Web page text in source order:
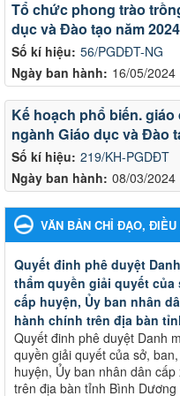
Số kí hiệu: 56/PGDĐT-NG
Ngày ban hành: 16/05/2024
Tổ chức phong trào
dục và Đào tạo năm 2024
Số kí hiệu: 219/KH-PGDĐT
Ngày ban hành: 08/03/2024
Kế hoạch phổ biến.
ngành Giáo dục và Đào
VĂN BẢN CHỈ ĐẠO, ĐIỀU
Quyết đinh phê duyệt
thẩm quyền giải quyết
cấp huyện, Ủy ban nhân
hành chính trên địa bàn
Quyết đinh phê duyệt Danh
quyền giải quyết của sở,
huyện, Ủy ban nhân dân
trên địa bàn tỉnh Bình Dương